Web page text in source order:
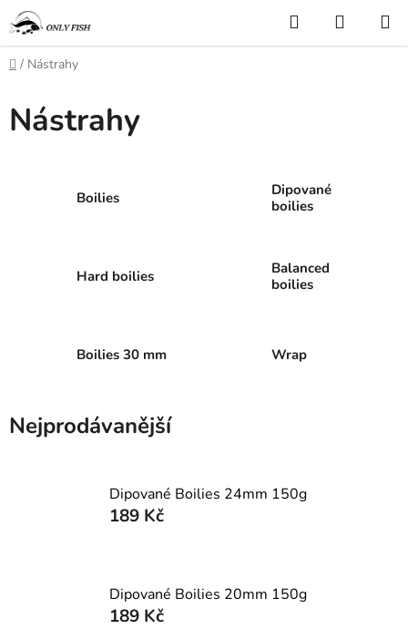
Přejít
na
obsah
Hledat
KOŠÍK
Domů
/ Nástrahy
Nástrahy
Boilies
Dipované
boilies
Hard boilies
Balanced
boilies
Boilies 30 mm Wrap
Nejprodávanější
Dipované Boilies 24mm 150g
189 Kč
Dipované Boilies 20mm 150g
189 Kč